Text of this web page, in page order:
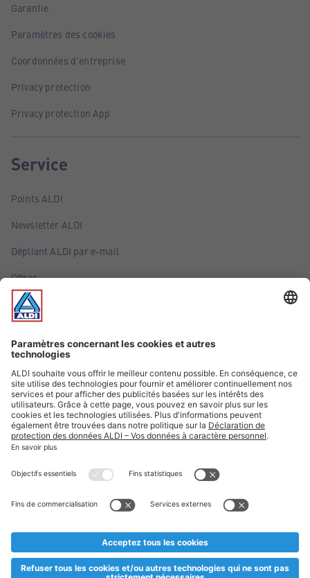
Garantie
Paramètres des cookies
Coordonnées d'entreprise
Privacy protection
Privacy protection App
Service
Points ALDI
Newsletter ALDI
Dépliant ALDI par e-mail
Offres
Infos essentielles
Suivez ALDI Luxembourg
Textes marqués d'un astérisque et mentions légales
esoulaang bis de Stock eidel ass. Mir soen Iech Merci fir Äert
Planifikatioun ausverkaaft sollte sinn. De VALORLUX-Präis an
** Op dësem Site huet d'Benotze vun der männlecher Form eng
besser Liesbarkeet am Sënn an huet keng diskriminéierend